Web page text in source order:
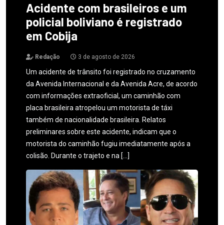
Acidente com brasileiros e um
policial boliviano é registrado
em Cobija
Redação 3 de agosto de 2026
Um acidente de trânsito foi registrado no cruzamento
da Avenida Internacional e da Avenida Acre, de acordo
com informações extraoficial, um caminhão com
placa brasileira atropelou um motorista de táxi
também de nacionalidade brasileira. Relatos
preliminares sobre este acidente, indicam que o
motorista do caminhão fugiu imediatamente após a
colisão. Durante o trajeto e na […]